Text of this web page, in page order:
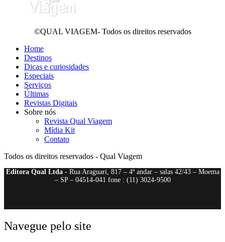
©QUAL VIAGEM- Todos os direitos reservados
Home
Destinos
Dicas e curiosidades
Especiais
Serviços
Últimas
Revistas Digitais
Sobre nós
Revista Qual Viagem
Mídia Kit
Contato
Todos os direitos reservados - Qual Viagem
Editora Qual Ltda- Rua Araguari, 817 – 4º andar – salas 42/43 – Moema
– SP – 04514-041 fone : (11) 3024-9500
Navegue pelo site